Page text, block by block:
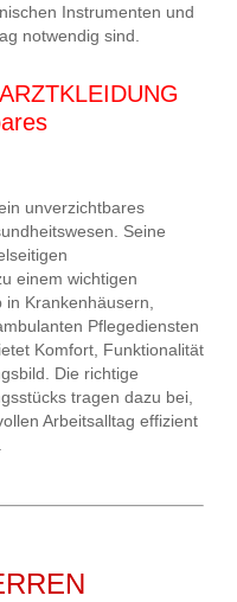
Instrumenten und
notwendig sind.
unverzichtbares
Seine
einem wichtigen
in Krankenhäusern,
Pflegediensten
Komfort, Funktionalität
Die richtige
tragen dazu bei,
Arbeitsalltag effizient